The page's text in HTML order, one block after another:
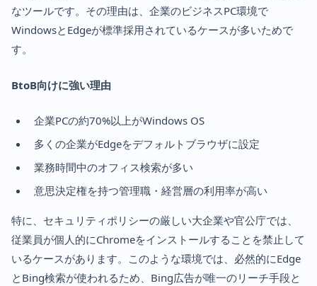
なツールです。その理由は、企業のビジネスPC環境で
WindowsとEdgeが標準採用されているケースが多いためで
す。
BtoB向けに強い理由
企業PCの約70%以上がWindows OS
多くの企業がEdgeをデフォルトブラウザに設定
業務時間中のオフィス検索が多い
意思決定権を持つ管理職・経営層の利用率が高い
特に、セキュリティポリシーの厳しい大企業や官公庁では、
従業員が個人的にChromeをインストールすることを禁止して
いるケースがあります。このような環境では、必然的にEdge
とBing検索が使われるため、Bing広告が唯一のリーチ手段と